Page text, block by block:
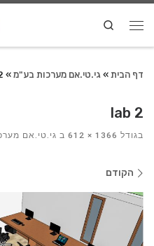
Search
דף הבית » גי.טי.אם מערכות בע"מ»
lab 2
בגודל ב גי.טי.אם
ניווטהקודם